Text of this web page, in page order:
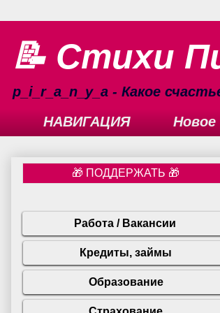
📝 Стихи
p_i_r_a_n_y_a - Какое
НАВИГАЦИЯ
Новое